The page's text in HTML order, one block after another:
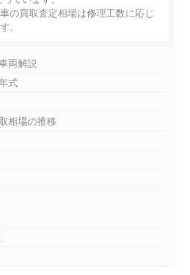
の買取査定相場は修理工数に応じ
。
両解説
式
相場の推移